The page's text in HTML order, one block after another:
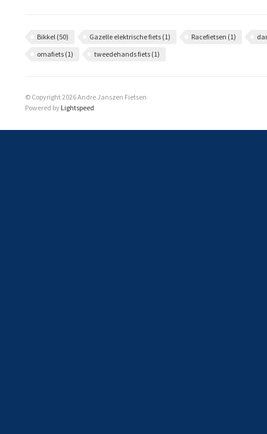
Bikkel (50) Gazelle elektrische fiets (1) Racefietsen (1)
omafiets (1) tweedehands fiets (1)
© Copyright 2026 Andre Janszen Fietsen
Powered by Lightspeed